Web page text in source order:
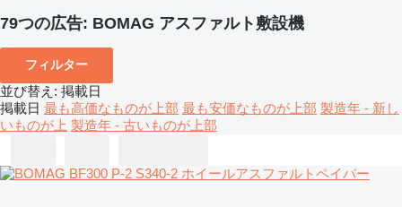
79つの広告: BOMAG アスファルト敷設機
フィルター
並び替え : 掲載日
掲載日 最も高価なものが上部 最も安価なものが上部 製造年 - 新し
いものが上 製造年 - 古いものが上部